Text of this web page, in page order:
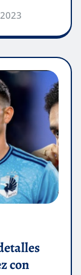
con